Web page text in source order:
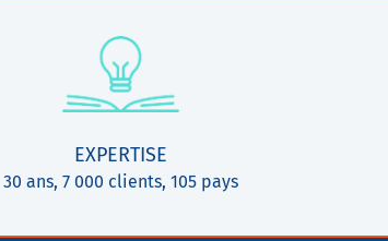
EXPERTISE
30 ans, 7 000 clients, 105 pays